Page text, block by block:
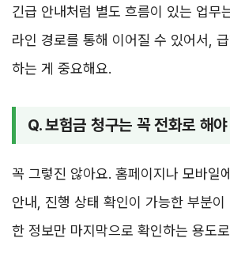
긴급 안내처럼 별도 흐름이 있는 업무
라인 경로를 통해 이어질 수 있어서,
하는 게 중요해요.
Q. 보험금 청구는 꼭 전화로 해
꼭 그렇진 않아요. 홈페이지나 모바일
안내, 진행 상태 확인이 가능한 부분
한 정보만 마지막으로 확인하는 용도